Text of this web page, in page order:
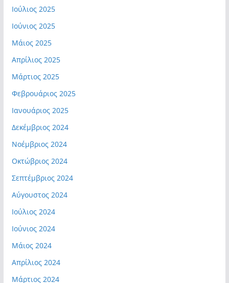
Ιούλιος 2025
Ιούνιος 2025
Μάιος 2025
Απρίλιος 2025
Μάρτιος 2025
Φεβρουάριος 2025
Ιανουάριος 2025
Δεκέμβριος 2024
Νοέμβριος 2024
Οκτώβριος 2024
Σεπτέμβριος 2024
Αύγουστος 2024
Ιούλιος 2024
Ιούνιος 2024
Μάιος 2024
Απρίλιος 2024
Μάρτιος 2024